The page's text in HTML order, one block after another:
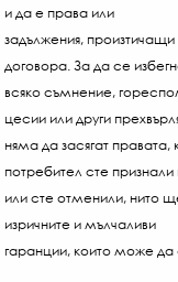
и да е права или
задължения,
договора. За да се
всяко съмнение,
цесии или други
няма да засягат
потребител сте
или сте отменили, нито
изричните и мълчаливи
гаранции, които може